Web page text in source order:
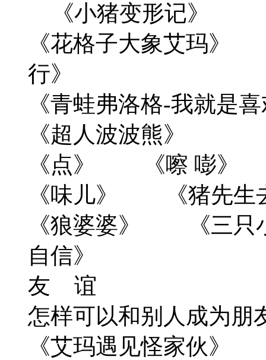
《小猪变形记》
《花格子大象艾玛
行》
《青蛙弗洛格-我
《超人波波熊》
《点》 《嚓 嘭》
《味儿》 《猪先
《狼婆婆》 《三
自信》
友 谊
怎样可以和别人成为朋
《艾玛遇见怪家伙》